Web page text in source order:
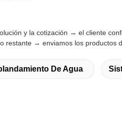
y la cotización → el cliente
→ enviamos los productos
De Agua